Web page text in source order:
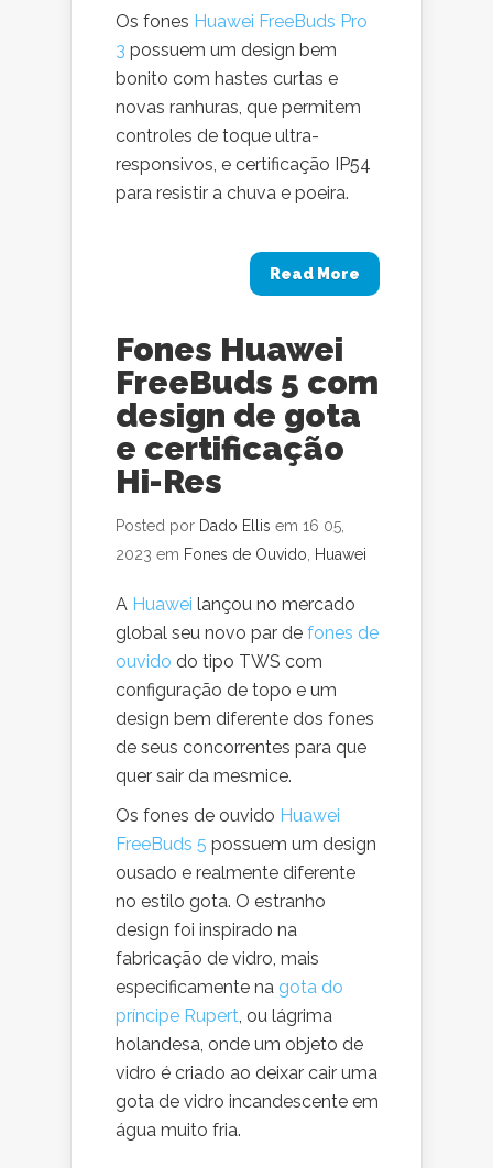
Os fones Huawei FreeBuds Pro
3 possuem um design bem
bonito com hastes curtas e
novas ranhuras, que permitem
controles de toque ultra-
responsivos, e certificação IP54
para resistir a chuva e poeira.
Read More
Fones Huawei
FreeBuds 5 com
design de gota
e certificação
Hi-Res
Posted por Dado Ellis em 16 05,
2023 em Fones de Ouvido Huawei
A Huawei lançou no mercado
global seu novo par de fones de
ouvido do tipo TWS com
configuração de topo e um
design bem diferente dos fones
de seus concorrentes para que
quer sair da mesmice.
Os fones de ouvido Huawei
FreeBuds 5 possuem um design
ousado e realmente diferente
no estilo gota. O estranho
design foi inspirado na
fabricação de vidro, mais
especificamente na gota do
príncipe Rupert, ou lágrima
holandesa, onde um objeto de
vidro é criado ao deixar cair uma
gota de vidro incandescente em
água muito fria.